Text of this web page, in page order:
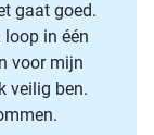
gaat goed.
loop in één
voor mijn
veilig ben.